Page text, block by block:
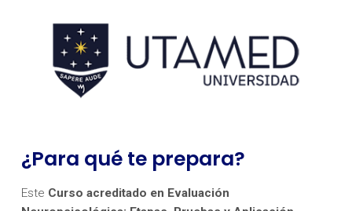
¿Para qué te prepara?
Este Curso acreditado en Evaluación